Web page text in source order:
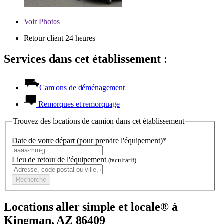
VoirPhotos
Retour client 24 heures
Services dans cet établissement :
Camions de déménagement
Remorques et remorquage
Trouvez des locations de camion dans cet établissement
Date de votre départ (pour prendre l'équipement)*
Lieu de retour de l'équipement (facultatif)
Recherche
Locations aller simple et locale® à
Kingman, AZ 86409